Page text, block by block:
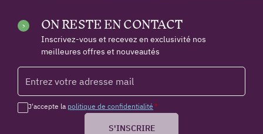
ON RESTE EN CONTACT
Inscrivez-vous et recevez en exclusivité nos
meilleures offres et nouveautés
J'accepte la politique de confidentialité *
S'INSCRIRE